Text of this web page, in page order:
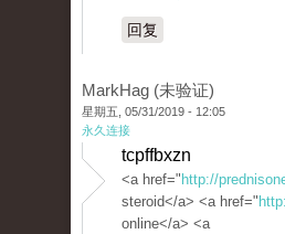
回复
MarkHag (未验证)
星期五, 05/31/2019 - 12:05
永久连接
tcpffbxzn
<a href=" http://
steroid</a> <a href="
online</a> <a